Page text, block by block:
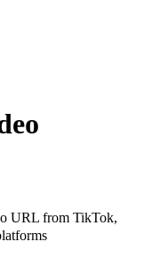
URL from TikTok,